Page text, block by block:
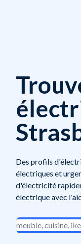
Des profils
électriques et
d'électricité
électrique avec